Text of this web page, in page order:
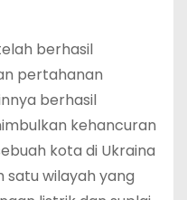
berhasil
pertahanan
berhasil
kehancuran
kota di Ukraina
satu wilayah yang